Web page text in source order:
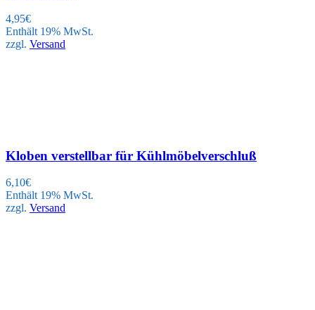
4,95€
Enthält 19% MwSt.
zzgl. Versand
Kloben verstellbar für Kühlmöbelverschluß
6,10€
Enthält 19% MwSt.
zzgl. Versand